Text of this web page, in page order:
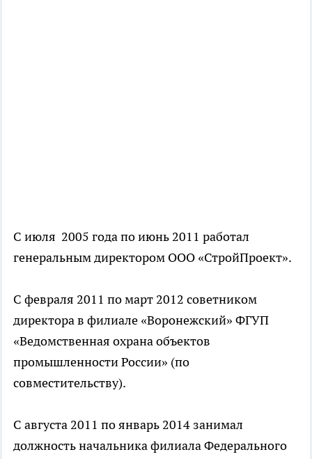
С июля 2005 года по июнь 2011 работал
генеральным директором ООО «СтройПроект».
С февраля 2011 по март 2012 советником
директора в филиале «Воронежский» ФГУП
«Ведомственная охрана объектов
промышленности России» (по
совместительству).
С августа 2011 по январь 2014 занимал
должность начальника филиала Федерального